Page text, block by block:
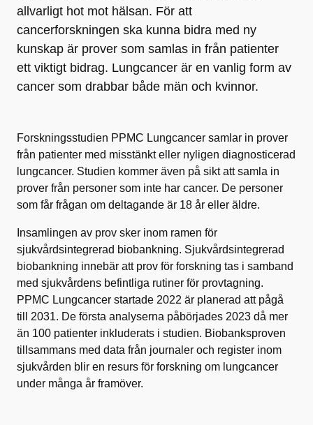
allvarligt hot mot hälsan. För att
cancerforskningen ska kunna bidra med ny
kunskap är prover som samlas in från patienter
ett viktigt bidrag. Lungcancer är en vanlig form av
cancer som drabbar både män och kvinnor.
Forskningsstudien PPMC Lungcancer samlar in prover
från patienter med misstänkt eller nyligen diagnosticerad
lungcancer. Studien kommer även på sikt att samla in
prover från personer som inte har cancer. De personer
som får frågan om deltagande är 18 år eller äldre.
Insamlingen av prov sker inom ramen för
sjukvårdsintegrerad biobankning. Sjukvårdsintegrerad
biobankning innebär att prov för forskning tas i samband
med sjukvårdens befintliga rutiner för provtagning.
PPMC Lungcancer startade 2022 är planerad att pågå
till 2031. De första analyserna påbörjades 2023 då mer
än 100 patienter inkluderats i studien. Biobanksproven
tillsammans med data från journaler och register inom
sjukvården blir en resurs för forskning om lungcancer
under många år framöver.